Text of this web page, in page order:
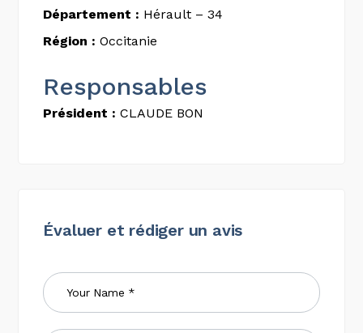
Département : Hérault – 34
Région : Occitanie
Responsables
Président : CLAUDE BON
Évaluer et rédiger un avis